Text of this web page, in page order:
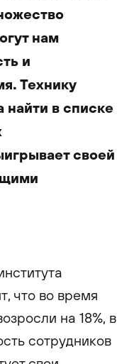
нам
и
Технику
найти в списке
своей
что во время
на 18%, в
сотрудников